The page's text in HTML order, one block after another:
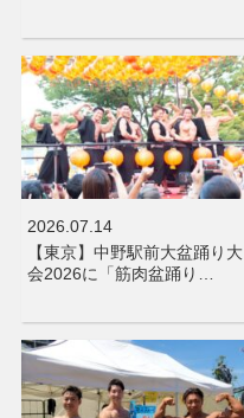
2026.07.14
【東京】中野駅前大盆踊り大
会2026に「筋肉盆踊り…